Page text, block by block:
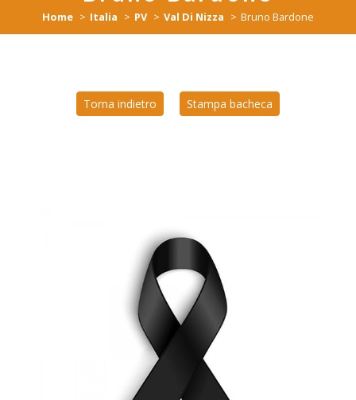
Home Italia PV Val Di Nizza Bruno Bardone
Torna indietro Stampa bacheca